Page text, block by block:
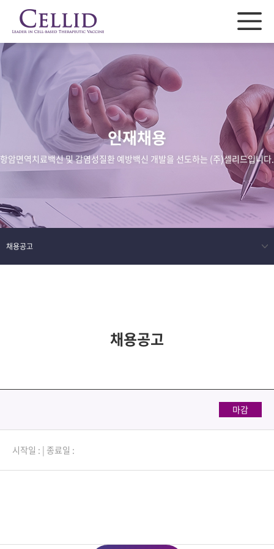
인재채용
항암면역치료백신 및 감염성질환 예방백신 개발을 선도하는 (주)셀리드입니다.
채용공고
마감
시작일 : | 종료일 :